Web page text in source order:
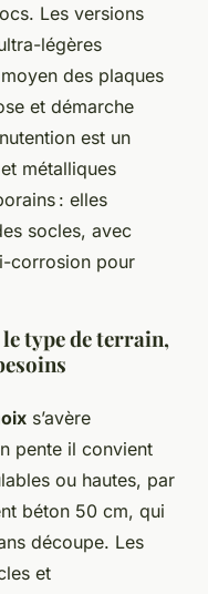
Les versions
légères
des plaques
et démarche
est un
métalliques
: elles
socles, avec
corrosion pour
type de terrain,
s’avère
pente il convient
ou hautes, par
béton 50 cm, qui
découpe. Les
et